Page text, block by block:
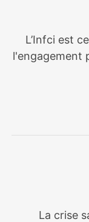
L’Infci est
l'engagement
La crise